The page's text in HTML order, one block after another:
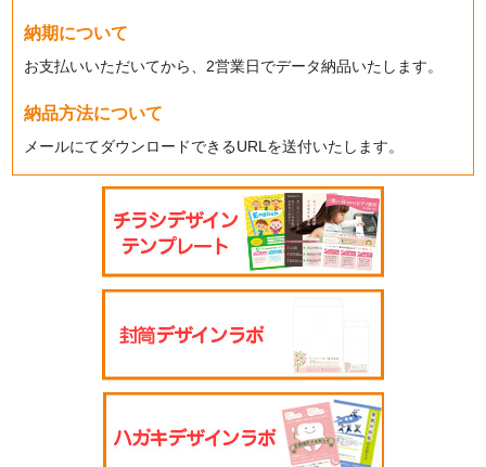
納期について
お支払いいただいてから、2営業日でデータ納品いたします。
納品方法について
メールにてダウンロードできるURLを送付いたします。